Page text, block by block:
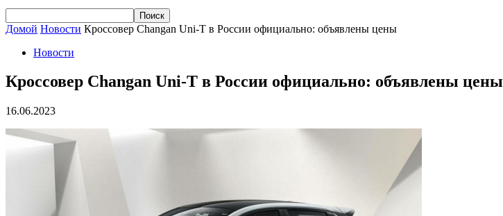
Домой Новости Кроссовер Changan Uni-T в России официально: объявлены цены
Новости
Кроссовер Changan Uni-T в России официально: объявлены цены
16.06.2023